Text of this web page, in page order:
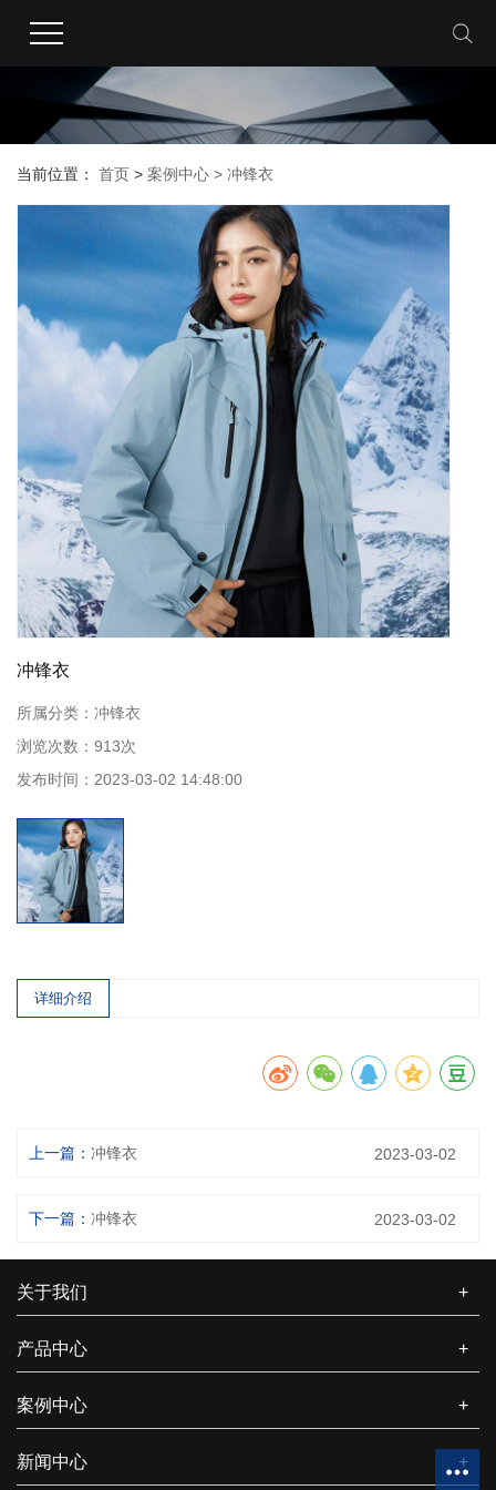
当前位置： 首页 > 案例中心 > 冲锋衣
冲锋衣
所属分类： 冲锋衣
浏览次数： 913次
发布时间： 2023-03-02 14:48:00
详细介绍
上一篇： 冲锋衣 2023-03-02
下一篇： 冲锋衣 2023-03-02
关于我们 +
产品中心 +
案例中心 +
新闻中心 +